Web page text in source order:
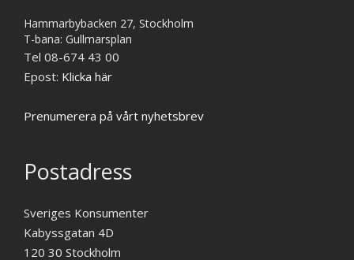
Hammarbybacken 27, Stockholm
T-bana: Gullmarsplan
Tel 08-674 43 00
Epost: Klicka här
Prenumerera på vårt nyhetsbrev
Postadress
Sveriges Konsumenter
Kabyssgatan 4D
120 30 Stockholm